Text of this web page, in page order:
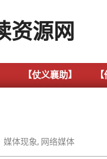
【仗义襄助】
媒体现象, 网络媒体